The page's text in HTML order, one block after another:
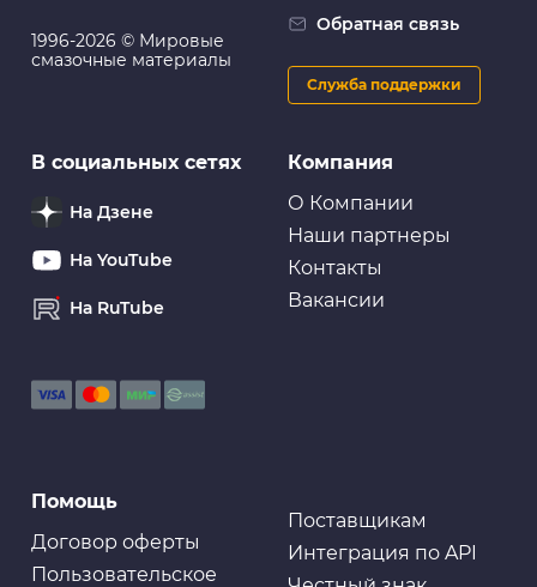
Фильтр масляный C-809 MANN-FILTER W610/6
Фильтр масляный VIC C-809
Масляные фильтры
Фильтр масляный TOTACHI TC-1096 C-809 15400-RTA-
1996-2026 © Мировые
смазочные материалы
Компания
О Компании
Наши партнеры
Контакты
Вакансии
Помощь
Договор оферты
Пользовательское
Поставщикам
Интеграция по API
Обратная связь
Служба поддержки
В социальных сетях
На Дзене
На YouTube
На RuTube